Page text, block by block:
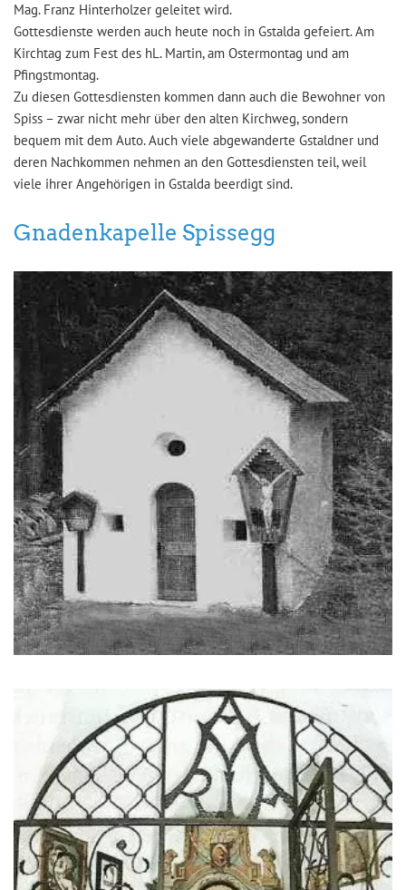
Mag. Franz Hinterholzer geleitet wird.
Gottesdienste werden auch heute noch in Gstalda gefeiert. Am
Kirchtag zum Fest des hL. Martin, am Ostermontag und am
Pfingstmontag.
Zu diesen Gottesdiensten kommen dann auch die Bewohner von
Spiss – zwar nicht mehr über den alten Kirchweg, sondern
bequem mit dem Auto. Auch viele abgewanderte Gstaldner und
deren Nachkommen nehmen an den Gottesdiensten teil, weil
viele ihrer Angehörigen in Gstalda beerdigt sind.
Gnadenkapelle Spissegg